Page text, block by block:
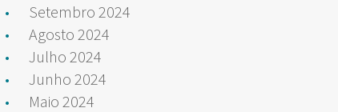
Setembro 2024
Agosto 2024
Julho 2024
Junho 2024
Maio 2024